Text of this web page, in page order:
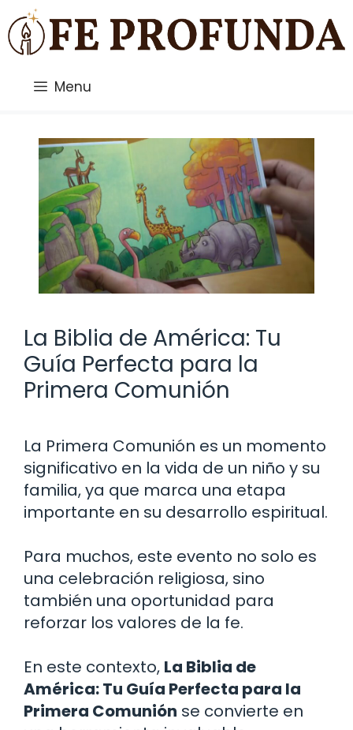
Saltar
al
contenido
Menu
La Biblia de América: Tu
Guía Perfecta para la
Primera Comunión
La Primera Comunión es un momento
significativo en la vida de un niño y su
familia, ya que marca una etapa
importante en su desarrollo espiritual.
Para muchos, este evento no solo es
una celebración religiosa, sino
también una oportunidad para
reforzar los valores de la fe.
En este contexto, La Biblia de
América: Tu Guía Perfecta para la
Primera Comunión se convierte en